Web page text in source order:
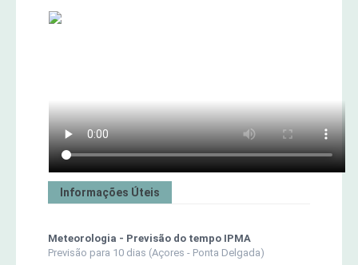
Informações Úteis
Meteorologia - Previsão do tempo IPMA
Previsão para 10 dias (Açores - Ponta Delgada)